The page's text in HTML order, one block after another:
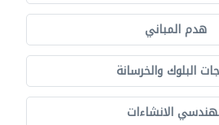
هدم المباني
البلوك والخرسانة
الانشاءات